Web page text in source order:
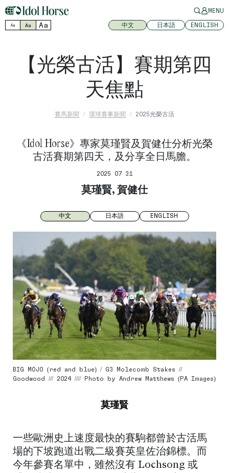
MENU
Aa Aa Aa 中文 日本語 ENGLISH
【光榮古活】賽期第四
天焦點
賽馬新聞 環球賽事新聞 2025光榮古活
《Idol Horse》專家莫瑾賢及賀健仕分析光榮
古活賽期第四天，及分享全日馬膽。
2025 07 31
莫瑾賢, 賀健仕
中文 日本語 ENGLISH
BIG MOJO (red and blue) / G3 Molecomb Stakes //
Goodwood /// 2024 //// Photo by Andrew Matthews (PA Images)
莫瑾賢
一些歐洲史上速度最快的賽駒都曾於古活馬
場的下坡跑道出戰二級賽英皇佐治錦標。而
今年參賽名單中，雖然沒有 Lochsong 或